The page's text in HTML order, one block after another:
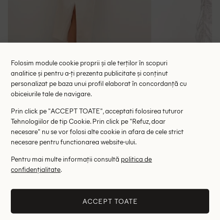
Fusta Culture, alb
RRP: 449.00 lei
38
- 80% - 75%
Folosim module cookie proprii și ale terților în scopuri
analitice și pentru a-ți prezenta publicitate și conținut
personalizat pe baza unui profil elaborat în concordanță cu
obiceiurile tale de navigare.
Prin click pe "ACCEPT TOATE", acceptati folosirea tuturor
Tehnologiilor de tip Cookie. Prin click pe "Refuz, doar
necesare" nu se vor folosi alte cookie in afara de cele strict
necesare pentru functionarea website-ului.
Pentru mai multe informații consultă politica de
confidențialitate.
ACCEPT TOATE